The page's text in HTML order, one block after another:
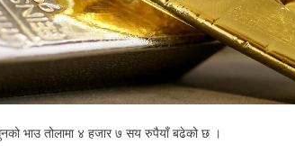
भाउ तोलामा ४ हजार ७ सय रुपैयाँ बढेको छ ।